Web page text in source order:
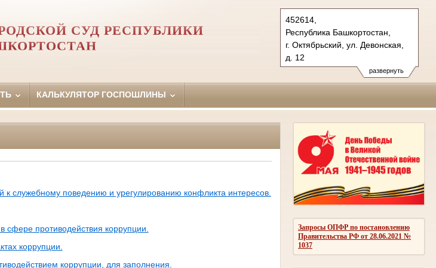
развернуть
452614,
Республика Башкортостан,
г. Октябрьский, ул. Девонская,
д. 12
Тел.: (34767) 6-24-18
oktabrsky.bkr@sudrf.ru
СУД РЕСПУБЛИКИ
КАЛЬКУЛЯТОР ГОСПОШЛИНЫ
Запросы ОПФР по постановлению
Правительства РФ от 28.06.2021 №
1037
служебному поведению и урегулированию конфликта интересов.
противодействия коррупции.
коррупции.
коррупции, для заполнения.